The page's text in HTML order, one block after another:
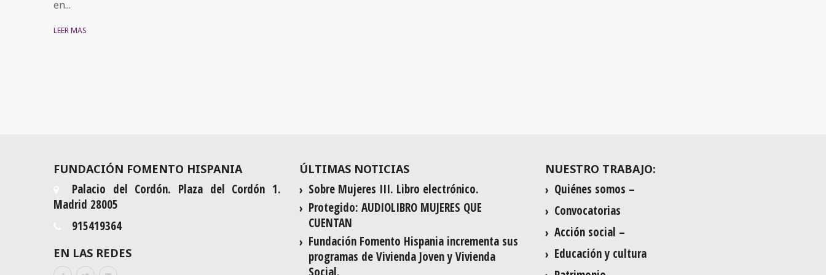
en...
LEER MÁS
FUNDACIÓN FOMENTO HISPANIA
Palacio del Cordón. Plaza del Cordón 1.
Madrid 28005
915419364
EN LAS REDES
ÚLTIMAS NOTICIAS
Sobre Mujeres III. Libro electrónico.
Protegido: AUDIOLIBRO MUJERES QUE
CUENTAN
Fundación Fomento Hispania incrementa sus
programas de Vivienda Joven y Vivienda
Social.
NUESTRO TRABAJO:
Quiénes somos –
Convocatorias
Acción social –
Educación y cultura